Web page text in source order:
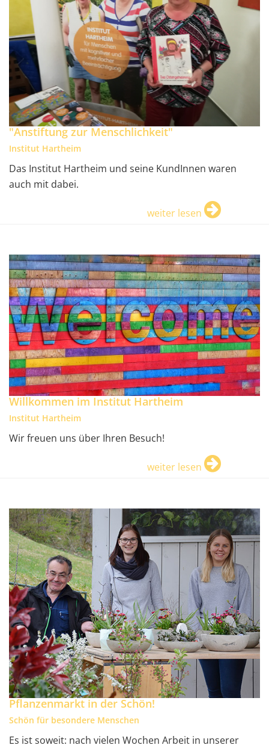
"Anstiftung zur Menschlichkeit"
Institut Hartheim
Das Institut Hartheim und seine KundInnen waren
auch mit dabei.
weiter lesen
Willkommen im Institut Hartheim
Institut Hartheim
Wir freuen uns über Ihren Besuch!
weiter lesen
Pflanzenmarkt in der Schön!
Schön für besondere Menschen
Es ist soweit: nach vielen Wochen Arbeit in unserer